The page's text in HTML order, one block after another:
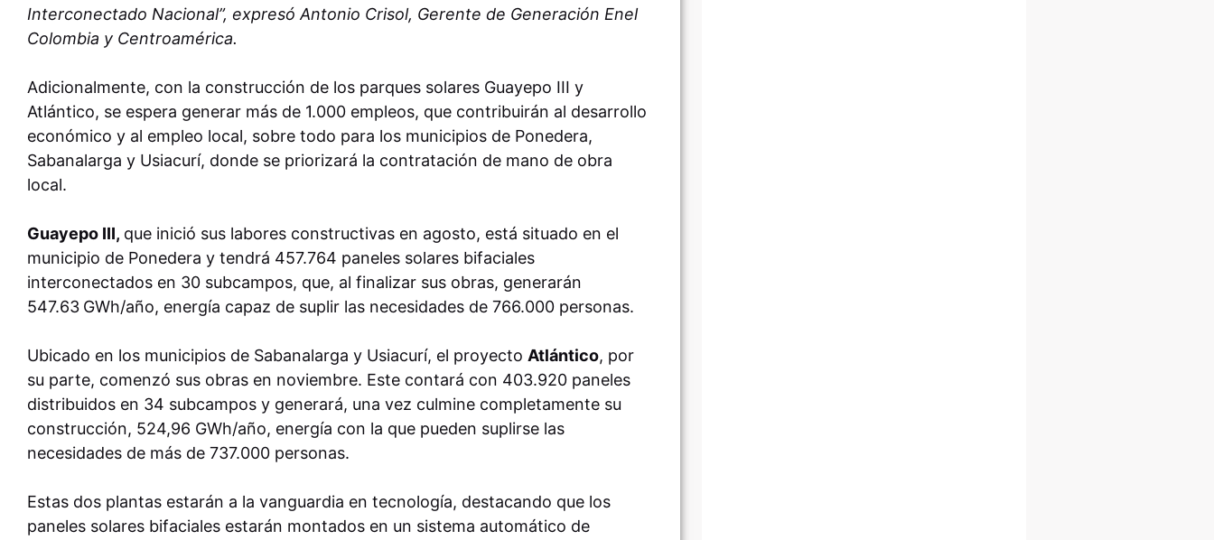
Interconectado Nacional”, expresó Antonio Crisol, Gerente de Generación Enel
Colombia y Centroamérica.
Adicionalmente, con la construcción de los parques solares Guayepo III y
Atlántico, se espera generar más de 1.000 empleos, que contribuirán al desarrollo
económico y al empleo local, sobre todo para los municipios de Ponedera,
Sabanalarga y Usiacurí, donde se priorizará la contratación de mano de obra
local.
Guayepo III, que inició sus labores constructivas en agosto, está situado en el
municipio de Ponedera y tendrá 457.764 paneles solares bifaciales
interconectados en 30 subcampos, que, al finalizar sus obras, generarán
547.63 GWh/año, energía capaz de suplir las necesidades de 766.000 personas.
Ubicado en los municipios de Sabanalarga y Usiacurí, el proyecto Atlántico, por
su parte, comenzó sus obras en noviembre. Este contará con 403.920 paneles
distribuidos en 34 subcampos y generará, una vez culmine completamente su
construcción, 524,96 GWh/año, energía con la que pueden suplirse las
necesidades de más de 737.000 personas.
Estas dos plantas estarán a la vanguardia en tecnología, destacando que los
paneles solares bifaciales estarán montados en un sistema automático de